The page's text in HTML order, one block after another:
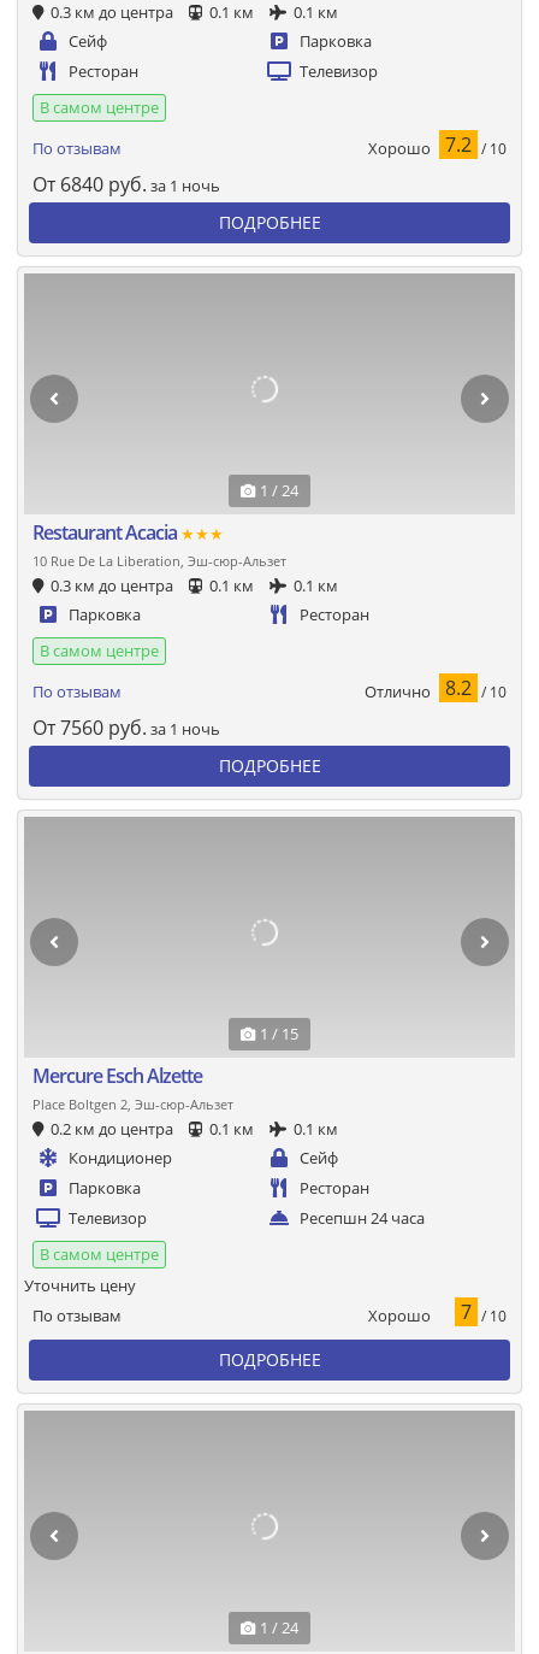
0.3 км до центра 0.1 км
0.1 км
Сейф
Парковка
Ресторан
Телевизор
В самом центре
По отзывам
Хорошо 7.2 / 10
От 6840 руб. за 1 ночь
ПОДРОБНЕЕ
1 / 24
Restaurant Acacia ★★★
10 Rue De La Liberation, Эш-сюр-Альзет
0.3 км до центра 0.1 км
0.1 км
Парковка
Ресторан
В самом центре
По отзывам
Отлично 8.2 / 10
От7560 руб. за 1 ночь
ПОДРОБНЕЕ
1 / 15
Mercure Esch Alzette
Place Boltgen 2, Эш-сюр-Альзет
0.2 км до центра 0.1 км
0.1 км
Кондиционер
Сейф
Парковка
Ресторан
Телевизор
Ресепшн 24 часа
В самом центре
По отзывам Хорошо 7 / 10
Уточнить цену
ПОДРОБНЕЕ
1 / 24